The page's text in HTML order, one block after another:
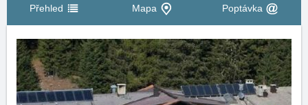
Přehled Mapa Poptávka